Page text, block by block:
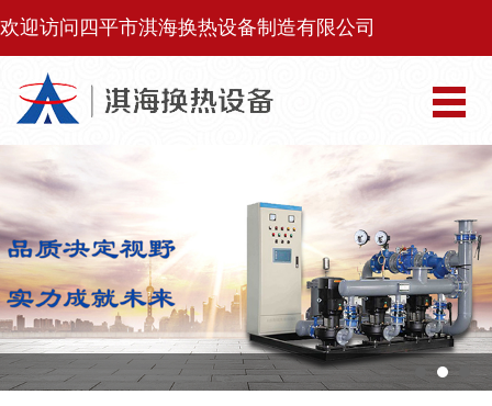
欢迎访问四平市淇海换热设备制造有限公司